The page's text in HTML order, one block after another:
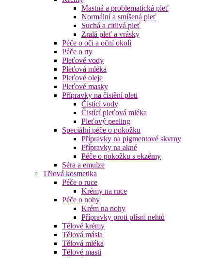
Mastná a problematická pleť
Normální a smíšená pleť
Suchá a citlivá pleť
Zralá pleť a vrásky
Péče o oči a oční okolí
Péče o rty
Pleťové vody
Pleťová mléka
Pleťové oleje
Pleťové masky
Přípravky na čistění pleti
Čistící vody
Čistící pleťová mléka
Pleťový peeling
Speciální péče o pokožku
Přípravky na pigmentové skvrny
Přípravky na akné
Péče o pokožku s ekzémy
Séra a emulze
Tělová kosmetika
Péče o ruce
Krémy na ruce
Péče o nohy
Krém na nohy
Přípravky proti plísni nehtů
Tělové krémy
Tělová másla
Tělová mléka
Tělové masti